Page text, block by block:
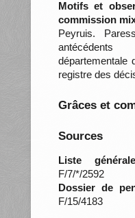
Motifs et
commission
Peyruis.
antécédents
départementale
registre des
Grâces et
Sources
Liste
F/7/*/2592
Dossier de
F/15/4183